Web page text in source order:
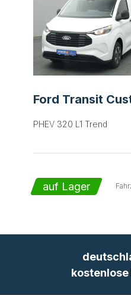
Ford Transit
PHEV 320 L1 Trend
auf Lager